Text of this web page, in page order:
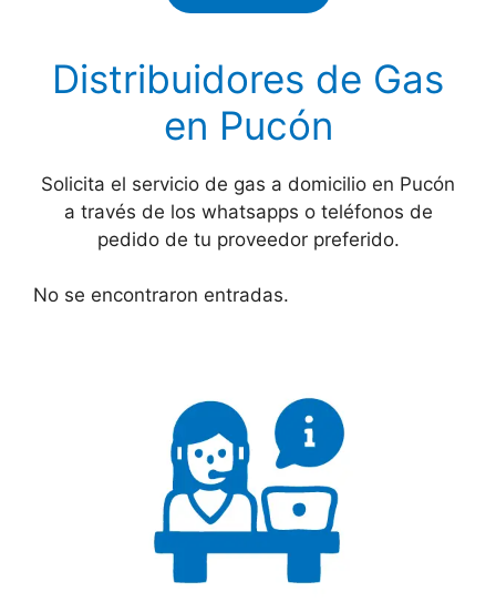
Distribuidores de Gas
en Pucón
Solicita el servicio de gas a domicilio en Pucón
a través de los whatsapps o teléfonos de
pedido de tu proveedor preferido.
No se encontraron entradas.